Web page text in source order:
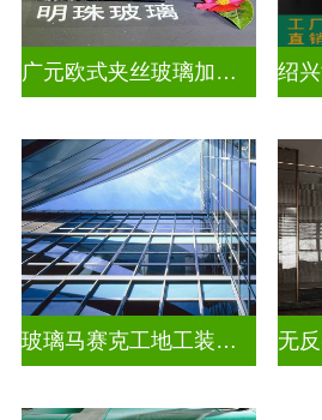
广元欧式夹丝玻璃加工店
玻璃马赛克工地工装装饰玻璃